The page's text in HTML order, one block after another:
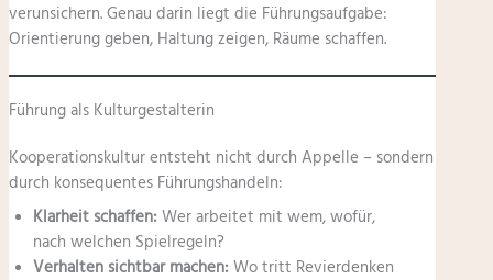
verunsichern. Genau darin liegt die Führungsaufgabe:
Orientierung geben, Haltung zeigen, Räume schaffen.
Führung als Kulturgestalterin
Kooperationskultur entsteht nicht durch Appelle – sondern
durch konsequentes Führungshandeln:
Klarheit schaffen: Wer arbeitet mit wem, wofür,
nach welchen Spielregeln?
Verhalten sichtbar machen: Wo tritt Revierdenken